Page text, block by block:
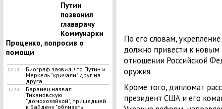
Путин
позвонил
главврачу
Коммунарки
Проценко, попросив о
помощи
07:20
Биограф заявил, что Путин и
Меркель "кричали" друг на
друга
17:30
Баранец назвал
Тихановскую
"домохозяйкой", пришедшей
к Байдену "облизать
По его словам,
должно привести к новым
отношении Российской
оружия.
Кроме того, дипломат
президент США и его